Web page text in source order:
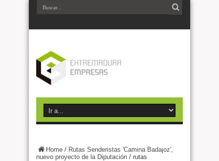
Home / Rutas Senderistas 'Camina Badajoz',
nuevo proyecto de la Diputación / rutas